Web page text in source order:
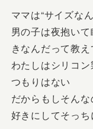
ママは“サイズな
男の子は夜抱い
きなんだって教え
わたしはシリコ
つもりはない
だからもしそん
好きにしてそっ